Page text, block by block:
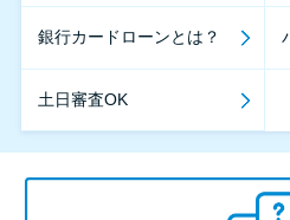
銀行カードローンとは？
土日審査OK